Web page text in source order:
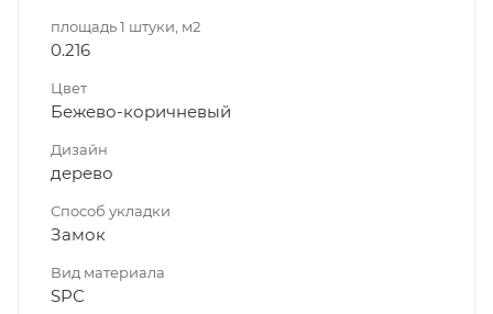
площадь 1 штуки, м2
0.216
Цвет
Бежево-коричневый
Дизайн
дерево
Способ укладки
Замок
Вид материала
SPC